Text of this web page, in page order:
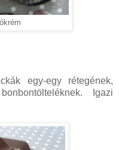
egy-egy rétegének,
Igazi